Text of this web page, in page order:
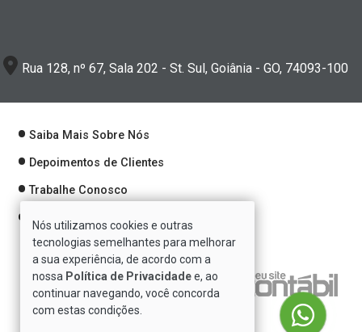
Rua 128, nº 67, Sala 202 - St. Sul, Goiânia - GO, 74093-100
Saiba Mais Sobre Nós
Depoimentos de Clientes
Trabalhe Conosco
Política de Privacidade
Verificada por
Nós utilizamos cookies e outras
tecnologias semelhantes para melhorar
a sua experiência, de acordo com a
nossa Política de Privacidadee, ao
continuar navegando, você concorda
com estas condições.